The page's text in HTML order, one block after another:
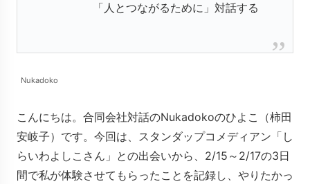
「人とつながるために」対話する
Nukadoko
こんにちは。合同会社対話のNukadokoのひよこ（柿田
安岐子）です。今回は、スタンダップコメディアン「し
らいわよしこさん」との出会いから、2/15～2/17の3日
間で私が体験させてもらったことを記録し、やりたかっ